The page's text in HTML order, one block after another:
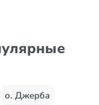
о. Джерба